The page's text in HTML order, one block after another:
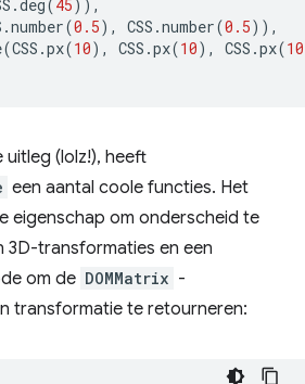
.deg(45)),
.number(0.5), CSS .number(0.5)),
(CSS .px(10), CSS .px(10), CSS .px(10
(lolz!), heeft
een aantal coole functies. Het
eigenschap om onderscheid te
3D-transformaties en een
om de DOMMatrix -
transformatie te retourneren: